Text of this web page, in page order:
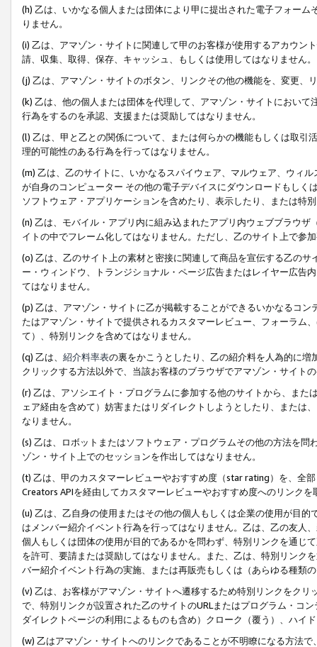
(h) 乙は、いかなる個人または団体により甲に提出された電子フォー
りません。
(i) 乙は、アマゾン・サイトに関連して甲のお客様が使用するアカウン
請、収集、取得、保存、キャッシュ、もしくは使用してはなりません。
(j) 乙は、アマゾン・サイトのボタン、リンクその他の機能を、変更、
(k) 乙は、他の個人または団体を代理して、アマゾン・サイトにおい
行為をするのを承認、支援または奨励してはなりません。
(l) 乙は、甲と乙との関係について、または何らかの機能もしくは取
理的可能性のある行為を行ってはなりません。
(m) 乙は、乙のサイトに、いかなるスパイウェア、マルウェア、ウィ
が自身のコンピューター その他の電子デバイスにダウンロードもし
ソフトウェア・アプリケーションを含めたり、表示したり、または特
(n) 乙は、モバイル・アプリ内に組み込まれたアプリ内ウェブブラウ
イトの中でフレーム化してはなりません。ただし、乙のサイト上で参
(o) 乙は、乙のサイト上の素材と密接に関連して商品を宣伝する乙の
ー・ウィンドウ、トランジショナル・ページ広告またはレイヤー広告
てはなりません。
(p) 乙は、アマゾン・サイトに乙が掲載することができるいかなるコ
たはアマゾン・サイトで提供されるカスタマーレビュー、フォーラム
て）、特別リンクを含めてはなりません。
(q) 乙は、 紹介料率表の裏をかこうとしたり、乙の紹介料を人為的に
クリックする方法以外で、当該お客様のブラウザでアマゾン・サイト
(r) 乙は、アソシエイト・プログラムに参加する他のサイトから、ま
ェア経由を含めて）妨害またはリダイレクトしようとしたり、または
なりません。
(s) 乙は、ロボットまたはソフトウェア・プログラムその他の方法を
ゾン・サイト上でのセッションを作出してはなりません。
(t) 乙は、甲のカスタマーレビューやおすすめ度（star rating）を、全
Creators APIを経由してカスタマーレビューやおすすめ度へのリンクを
(u) 乙は、乙自身の使用またはその他の個人もしくは企業の使用が目
はメンバー紹介イベント行為を行ってはなりません。乙は、乙の友人
個人もしくは団体の使用が目的であるかを問わず、特別リンクを通じ
を許可、要請または奨励してはなりません。また、乙は、特別リンク
バー紹介イベント行為の実施、または再販売もしくは（あらゆる種類
(v) 乙は、お客様がアマゾン・サイトへ遷移するため特別リンクをク
で、特別リンクが設置された乙のサイトのURLまたはプログラム・コ
ダイレクトページの利用によるものも含め）クローク（覆う）、ハイ
(w) 乙はアマゾン・サイトへのリンクであることが不明瞭になる方法